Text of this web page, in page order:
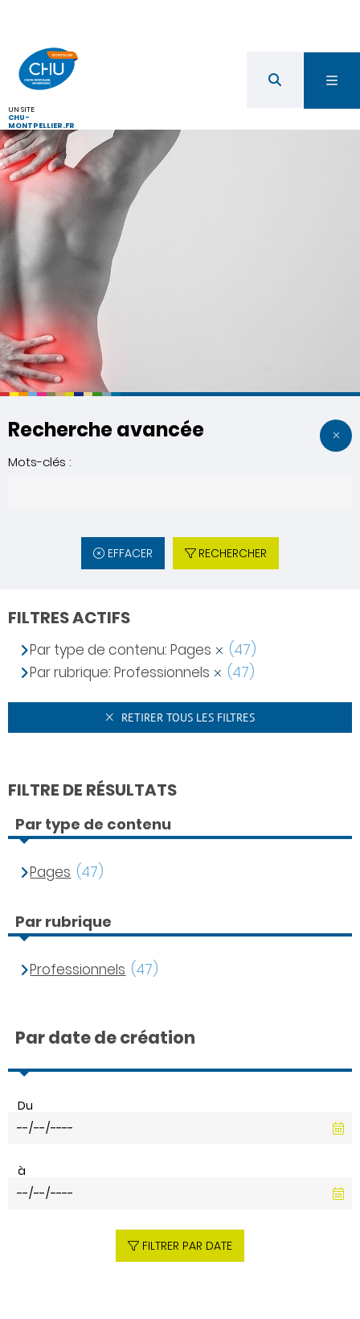
UN SITE
CHU-
MONTPELLIER.FR
Recherche avancée
Mots-clés :
EFFACER RECHERCHER
FILTRES ACTIFS
Par type de contenu: Pages
(47)
Par rubrique: Professionnels
(47)
RETIRER TOUS LES FILTRES
FILTRE DE RÉSULTATS
Par type de contenu
Pages (47)
Par rubrique
Professionnels (47)
Par date de création
Du
à
FILTRER PAR DATE